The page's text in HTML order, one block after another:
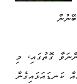
ގޮތުގައި، މި
ކަނޑައަޅައިގެން